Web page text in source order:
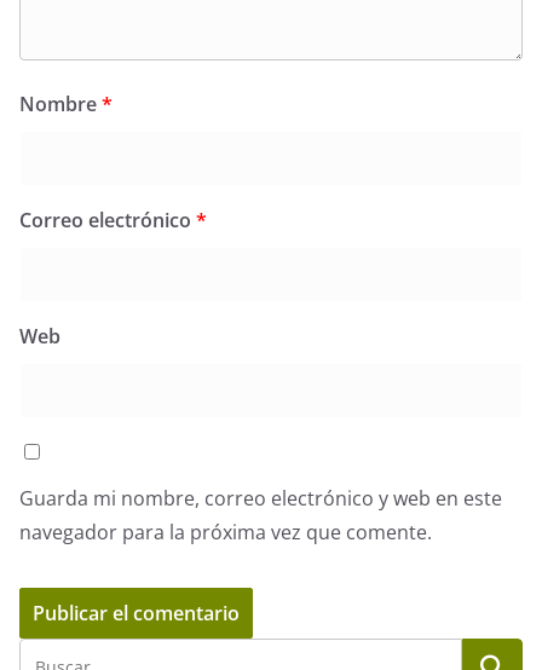
Nombre*
Correo electrónico *
Web
Guarda mi nombre, correo electrónico y web en este
navegador para la próxima vez que comente.